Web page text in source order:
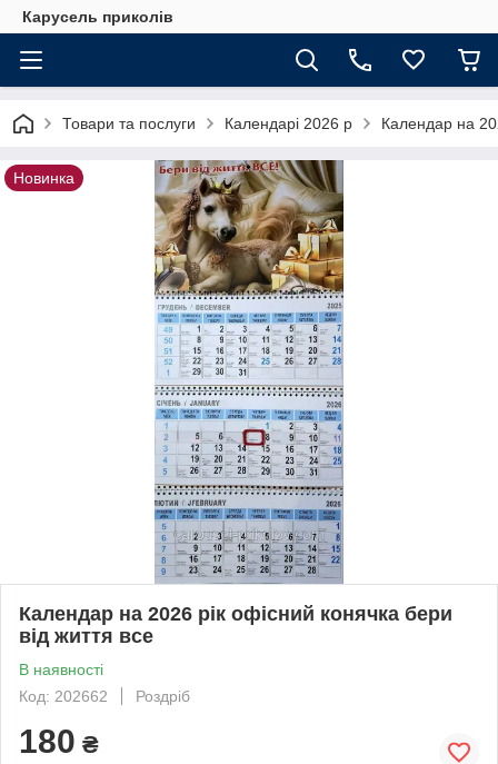
Карусель приколів
Товари та послуги Календарі 2026 р Календар на
Новинка
Календар на 2026 рік офісний конячка бери
від життя все
В наявності
Код: 202662
Роздріб
180 ₴